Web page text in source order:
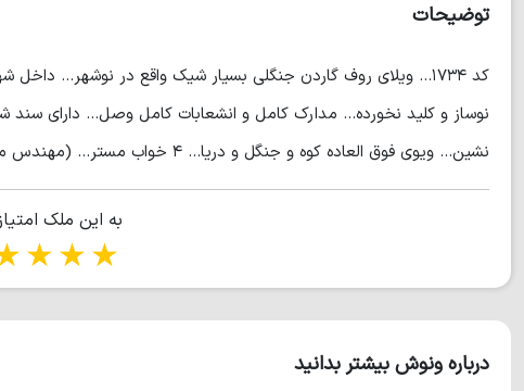
توضیحات
نوساز و کلید نخورده... مدارک کامل و انشعابات کامل وصل... دارای
نشین... ویوی فوق العاده کوه و جنگل و دریا... ۴ خواب مستر... (مهندس محبتی)
به این ملک
5 stars
4 stars
درباره ونوش بیشتر بدانید